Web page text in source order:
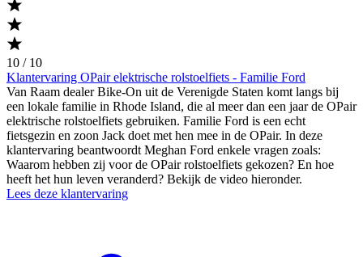
10 / 10
Klantervaring OPair elektrische rolstoelfiets - Familie Ford
Van Raam dealer Bike-On uit de Verenigde Staten komt langs bij
een lokale familie in Rhode Island, die al meer dan een jaar de OPair
elektrische rolstoelfiets gebruiken. Familie Ford is een echt
fietsgezin en zoon Jack doet met hen mee in de OPair. In deze
klantervaring beantwoordt Meghan Ford enkele vragen zoals:
Waarom hebben zij voor de OPair rolstoelfiets gekozen? En hoe
heeft het hun leven veranderd? Bekijk de video hieronder.
Lees deze klantervaring